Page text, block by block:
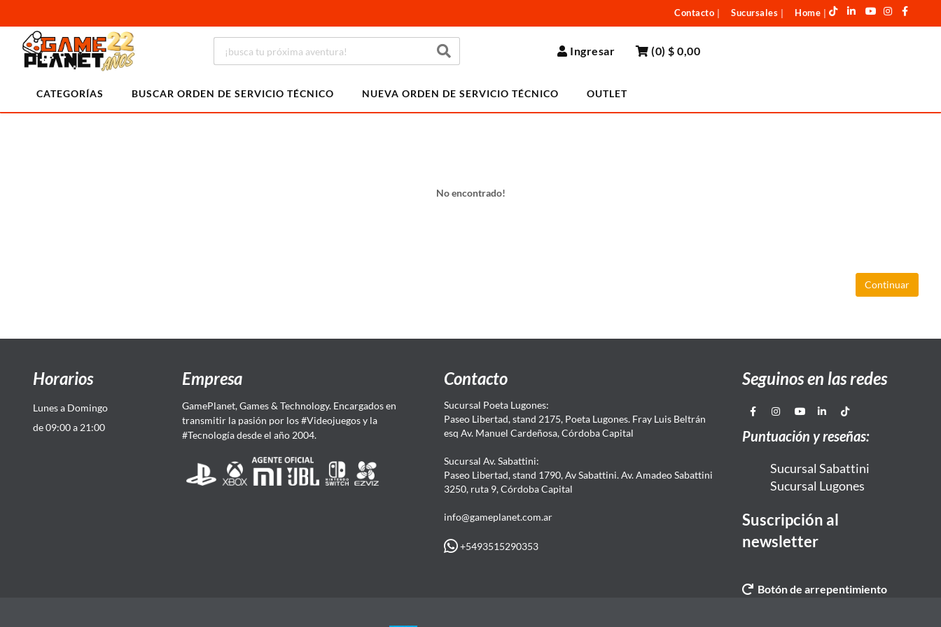
Contacto Sucursales Home
Ingresar (0)$ 0,00
CATEGORÍAS BUSCAR ORDEN DE SERVICIO TÉCNICO NUEVA ORDEN DE SERVICIO TÉCNICO OUTLET
No encontrado!
Continuar
Horarios
Lunes a Domingo
de 09:00 a 21:00
Empresa
GamePlanet, Games & Technology. Encargados en
transmitir la pasión por los #Videojuegos y la
#Tecnología desde el año 2004.
Contacto
Sucursal Poeta Lugones:
Paseo Libertad, stand 2175, Poeta Lugones. Fray Luis Beltrán
esq Av. Manuel Cardeñosa, Córdoba Capital
Sucursal Av. Sabattini:
Paseo Libertad, stand 1790, Av Sabattini. Av. Amadeo Sabattini
3250, ruta 9, Córdoba Capital
info@gameplanet.com.ar
+5493515290353
Seguinos en las redes
Puntuación y reseñas:
Sucursal Sabattini
Sucursal Lugones
Suscripción al
newsletter
Botón de arrepentimiento